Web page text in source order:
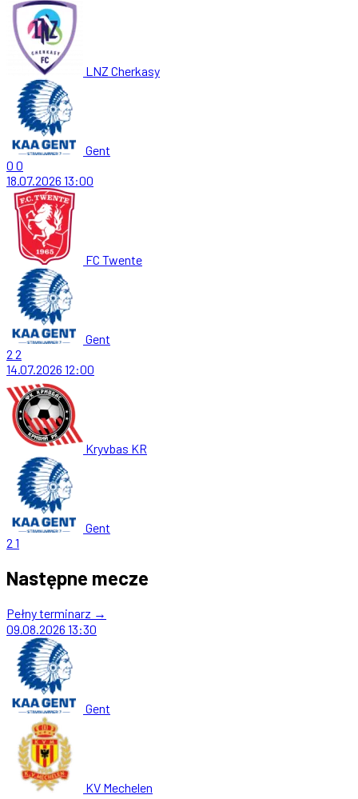
LNZ Cherkasy
Gent
0 0
18.07.2026 13:00
FC Twente
Gent
2 2
14.07.2026 12:00
Kryvbas KR
Gent
2 1
Następne mecze
Pełny terminarz →
09.08.2026 13:30
Gent
KV Mechelen